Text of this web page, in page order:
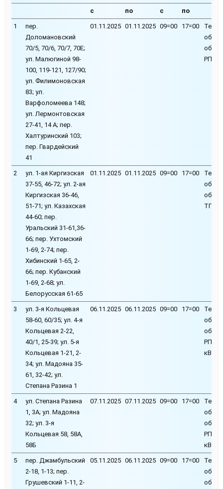
с по с по
1
пер.
Доломановский
70/5, 70/6, 70/7, 70Е;
ул. Малюгиной 98-
100, 119-121, 127/90;
ул. Филимоновская
83; ул.
Варфоломеева 148;
ул. Лермонтовская
27-41, 14 А; пер.
Халтуринский 103;
пер. Гвардейский
41
01.11.2025 01.11.2025 09=00 17=00
РП-32
2
ул. 1-ая Киргизская
37-55, 46-72; ул. 2-ая
Киргизская 36-46,
51-71; ул. Казахская
44-60; пер.
Уральский 31-61,36-
66; пер. Ухтомский
1-69, 2-74; пер.
Хибинский 1-65, 2-
66; пер. Кубанский
1-69, 2-68; ул.
Белорусская 61-65
01.11.2025 01.11.2025 09=00 17=00
ТП-
3
ул. 3-я Кольцевая
58-60, 60/35; ул. 4-я
Кольцевая 2-22,
40/1, 25-39; ул. 5-я
Кольцевая 1-21, 2-
34; ул. Мадояна 35-
61, 32-42; ул.
Степана Разина 1
06.11.2025 06.11.2025 09=00 17=00
РП-33
кВ 1-
4
ул. Степана Разина
1, 3А; ул. Мадояна
32; ул. 3-я
Кольцевая 58, 58А,
58Б
07.11.2025 07.11.2025 09=00 17=00
РП-33
кВ 2-
5
пер. Джамбульский
2-18, 1-13; пер.
Грушевский 1-11, 2-
05.11.2025 06.11.2025 09=00 17=00